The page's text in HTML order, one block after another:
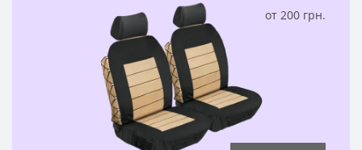
от 200 грн.